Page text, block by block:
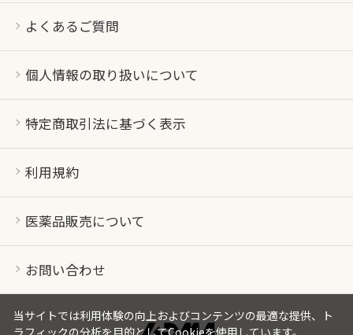
よくあるご質問
個人情報の取り扱いについて
特定商取引法に基づく表示
利用規約
医薬品販売について
お問い合わせ
当サイトでは利用体験の向上およびコンテンツの最適な提供、ト